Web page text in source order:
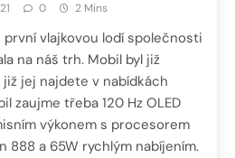
0 2 Mins
první vlajkovou lodí společnosti
na náš trh. Mobil byl již
jej najdete v nabídkách
zaujme třeba 120 Hz OLED
výkonem s procesorem
888 a 65W rychlým nabíjením.